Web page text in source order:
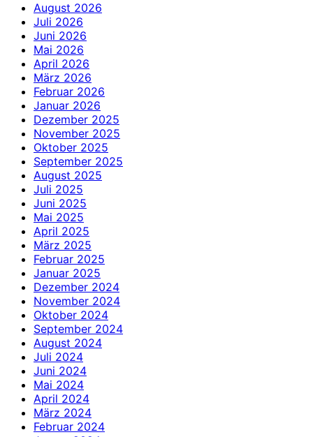
August 2026
Juli 2026
Juni 2026
Mai 2026
April 2026
März 2026
Februar 2026
Januar 2026
Dezember 2025
November 2025
Oktober 2025
September 2025
August 2025
Juli 2025
Juni 2025
Mai 2025
April 2025
März 2025
Februar 2025
Januar 2025
Dezember 2024
November 2024
Oktober 2024
September 2024
August 2024
Juli 2024
Juni 2024
Mai 2024
April 2024
März 2024
Februar 2024